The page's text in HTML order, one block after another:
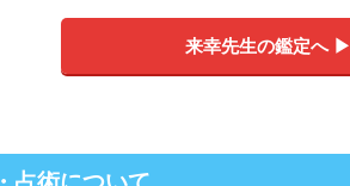
来幸先生の鑑定へ ▶︎